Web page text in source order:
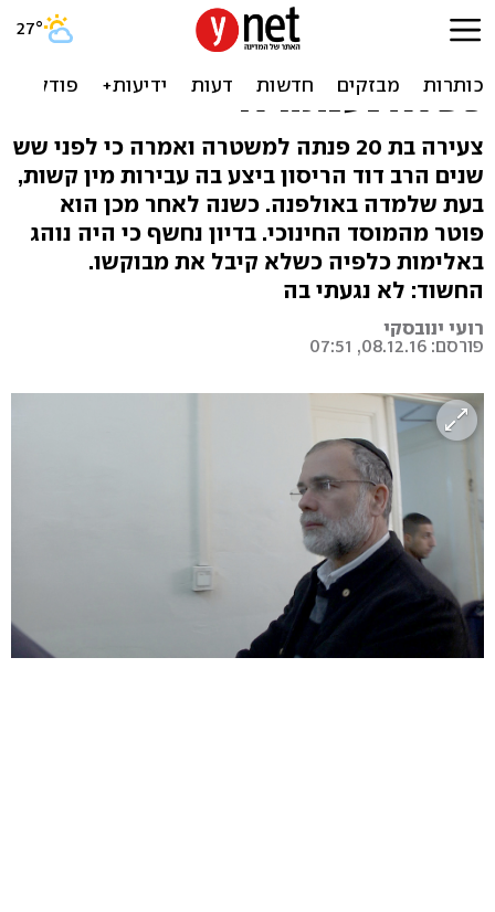
רב באולפנה חשוד באונס
תלמידה בת 14: "היכה אותה
כשלא נענתה לו"
צעירה בת 20 פנתה למשטרה ואמרה כי לפני שש
שנים הרב דוד הריסון ביצע בה עבירות מין קשות,
בעת שלמדה באולפנה. כשנה לאחר מכן הוא
פוטר מהמוסד החינוכי. בדיון נחשף כי היה נוהג
באלימות כלפיה כשלא קיבל את מבוקשו.
החשוד: לא נגעתי בה
רועי ינובסקי
פורסם: 08.12.16, 07:51